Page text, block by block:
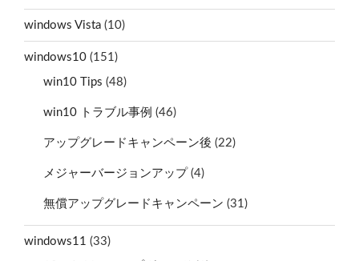
windows Vista (10)
windows10 (151)
win10 Tips (48)
win10 トラブル事例 (46)
アップグレードキャンペーン後 (22)
メジャーバージョンアップ (4)
無償アップグレードキャンペーン (31)
windows11 (33)